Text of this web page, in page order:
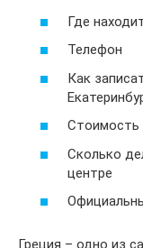
Где
Телефон
Как
Стоимость
Сколько
центре
Греция – одно из